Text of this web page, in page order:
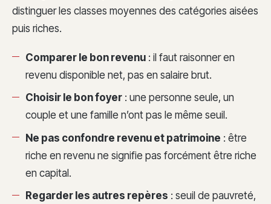
distinguer les classes moyennes des catégories aisées
puis riches.
Comparer le bon revenu : il faut raisonner en
revenu disponible net, pas en salaire brut.
Choisir le bon foyer : une personne seule, un
couple et une famille n’ont pas le même seuil.
Ne pas confondre revenu et patrimoine : être
riche en revenu ne signifie pas forcément être riche
en capital.
Regarder les autres repères : seuil de pauvreté,